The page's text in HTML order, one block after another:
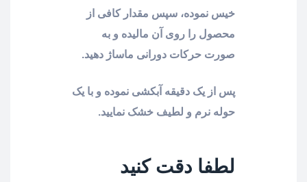
خیس نموده، سپس مقدار کافی از
محصول را روی آن مالیده و به
صورت حرکات دورانی ماساژ دهید.
پس از یک دقیقه آبکشی نموده و با یک
حوله نرم و لطیف خشک نمایید.
لطفا دقت کنید